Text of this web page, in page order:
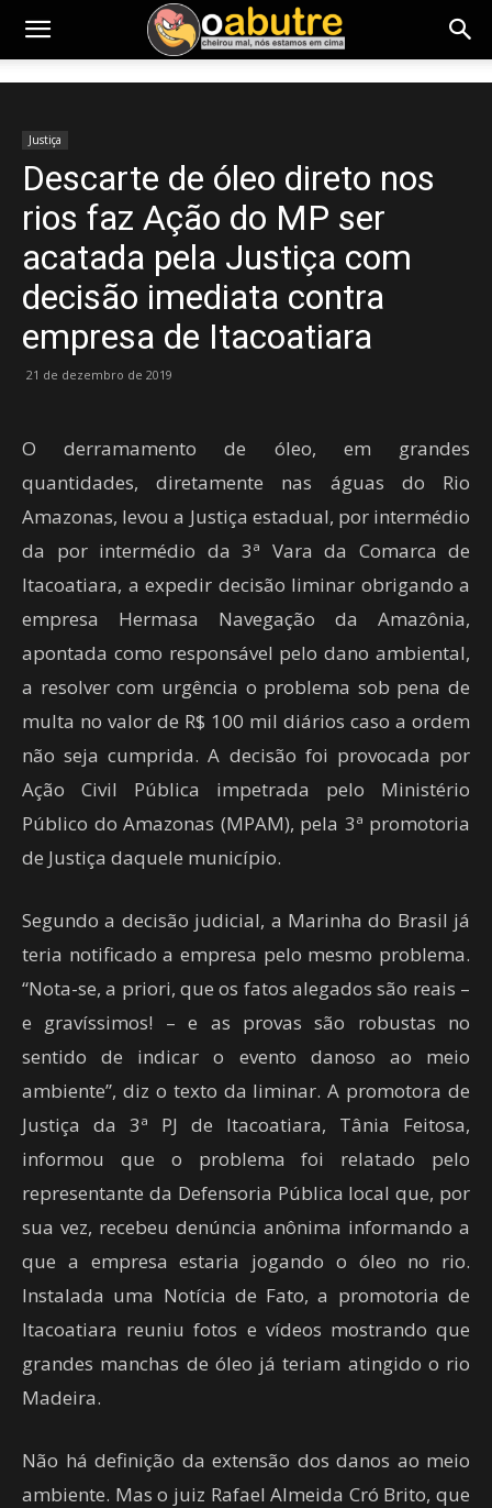
Justiça
Descarte de óleo direto nos
rios faz Ação do MP ser
acatada pela Justiça com
decisão imediata contra
empresa de Itacoatiara
21 de dezembro de 2019
O derramamento de óleo, em grandes
quantidades, diretamente nas águas do Rio
Amazonas, levou a Justiça estadual, por intermédio
da por intermédio da 3ª Vara da Comarca de
Itacoatiara, a expedir decisão liminar obrigando a
empresa Hermasa Navegação da Amazônia,
apontada como responsável pelo dano ambiental,
a resolver com urgência o problema sob pena de
multa no valor de R$ 100 mil diários caso a ordem
não seja cumprida. A decisão foi provocada por
Ação Civil Pública impetrada pelo Ministério
Público do Amazonas (MPAM), pela 3ª promotoria
de Justiça daquele município.
Segundo a decisão judicial, a Marinha do Brasil já
teria notificado a empresa pelo mesmo problema.
“Nota-se, a priori, que os fatos alegados são reais –
e gravíssimos! – e as provas são robustas no
sentido de indicar o evento danoso ao meio
ambiente”, diz o texto da liminar. A promotora de
Justiça da 3ª PJ de Itacoatiara, Tânia Feitosa,
informou que o problema foi relatado pelo
representante da Defensoria Pública local que, por
sua vez, recebeu denúncia anônima informando a
que a empresa estaria jogando o óleo no rio.
Instalada uma Notícia de Fato, a promotoria de
Itacoatiara reuniu fotos e vídeos mostrando que
grandes manchas de óleo já teriam atingido o rio
Madeira.
Não há definição da extensão dos danos ao meio
ambiente. Mas o juiz Rafael Almeida Cró Brito, que